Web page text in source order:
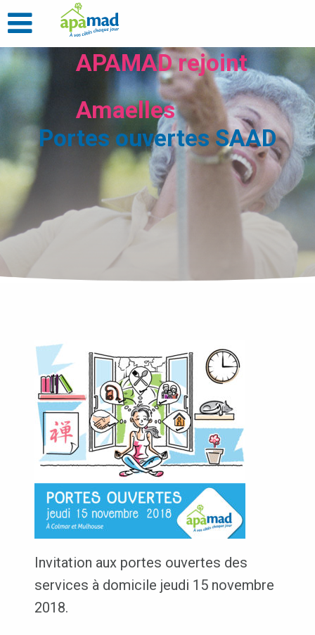
APAMAD rejoint
Amaelles
Portes ouvertes SAAD
Invitation aux portes ouvertes des
services à domicile jeudi 15 novembre
2018.